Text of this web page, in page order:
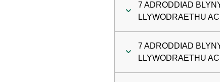
7 ADRODDIAD
LLYWODRAETHU
7 ADRODDIAD
LLYWODRAETHU